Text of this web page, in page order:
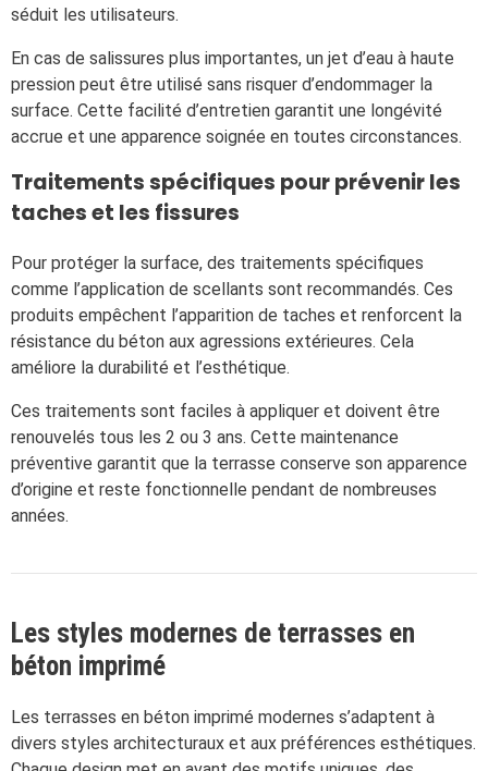
séduit les utilisateurs.
En cas de salissures plus importantes, un jet d’eau à haute
pression peut être utilisé sans risquer d’endommager la
surface. Cette facilité d’entretien garantit une longévité
accrue et une apparence soignée en toutes circonstances.
Traitements spécifiques pour prévenir les
taches et les fissures
Pour protéger la surface, des traitements spécifiques
comme l’application de scellants sont recommandés. Ces
produits empêchent l’apparition de taches et renforcent la
résistance du béton aux agressions extérieures. Cela
améliore la durabilité et l’esthétique.
Ces traitements sont faciles à appliquer et doivent être
renouvelés tous les 2 ou 3 ans. Cette maintenance
préventive garantit que la terrasse conserve son apparence
d’origine et reste fonctionnelle pendant de nombreuses
années.
Les styles modernes de terrasses en
béton imprimé
Les terrasses en béton imprimé modernes s’adaptent à
divers styles architecturaux et aux préférences esthétiques.